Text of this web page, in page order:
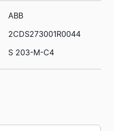
ABB
2CDS273001R0044
S 203-M-C4